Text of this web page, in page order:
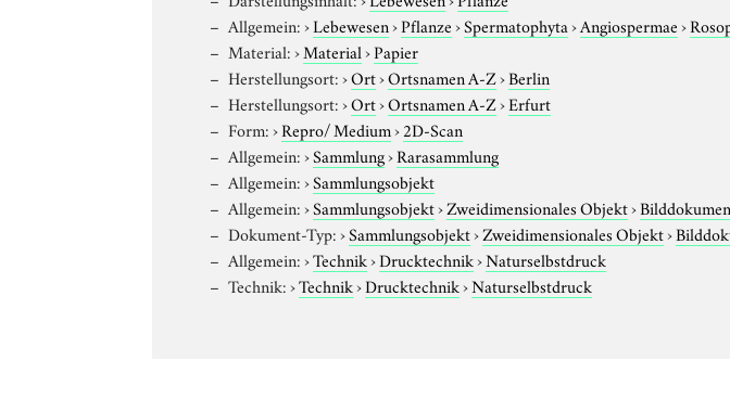
Allgemein:›Lebewesen›Pflanze›Spermatophyta›Angiospermae›
Material:›Material›Papier
Herstellungsort:›Ort›Ortsnamen A-Z›Berlin
Herstellungsort:›Ort›Ortsnamen A-Z›Erfurt
Form:›Repro/ Medium›2D-Scan
Allgemein:›Sammlung›Rarasammlung
Allgemein:›Sammlungsobjekt
Allgemein:›Sammlungsobjekt›Zweidimensionales Objekt›
Dokument-Typ:›Sammlungsobjekt›Zweidimensionales Objekt›
Allgemein:›Technik›Drucktechnik›Naturselbstdruck
Technik:›Technik›Drucktechnik›Naturselbstdruck